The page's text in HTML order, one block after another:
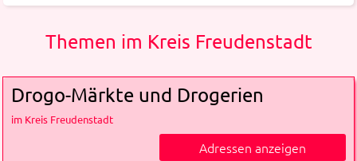
Themen im Kreis Freudenstadt
Drogo-Märkte und Drogerien
im Kreis Freudenstadt
Adressen anzeigen